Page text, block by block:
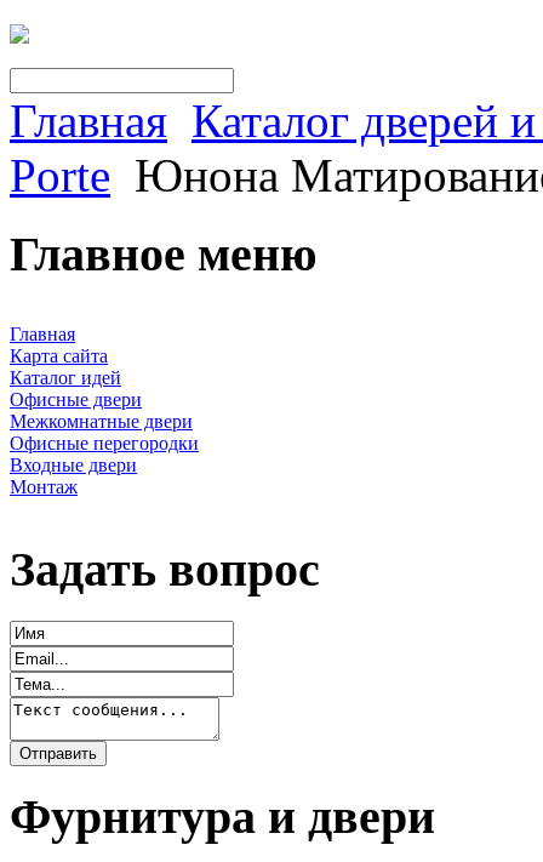
Главная Каталог дверей
Porte Юнона
Главное меню
Главная
Карта сайта
Каталог идей
Офисные двери
Межкомнатные двери
Офисные перегородки
Входные двери
Монтаж
Задать вопрос
Фурнитура и двери